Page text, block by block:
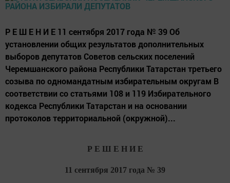
Р Е Ш Е Н И Е 11 сентября 2017 года № 39 Об
установлении общих результатов дополнительных
выборов депутатов Советов сельских поселений
Черемшанского района Республики Татарстан третьего
созыва по одномандатным избирательным округам В
соответствии со статьями 108 и 119 Избирательного
кодекса Республики Татарстан и на основании
протоколов территориальной (окружной)...
Р Е Ш Е Н И Е
11 сентября 2017 года № 39